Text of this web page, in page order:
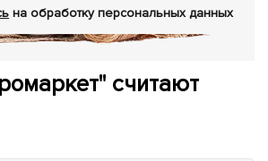
на обработку персональных данных
считают